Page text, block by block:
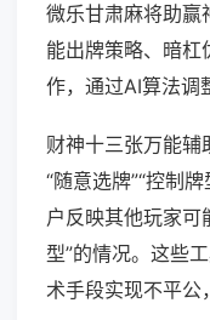
微乐甘肃麻将助赢
能出牌策略、暗杠
作，通过AI算法调
财神十三张万能辅
“随意选牌”“控制
户反映其他玩家可
型”的情况。这些
术手段实现不平公